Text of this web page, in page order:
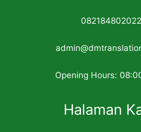
082184802022
Opening Hours:
Halaman